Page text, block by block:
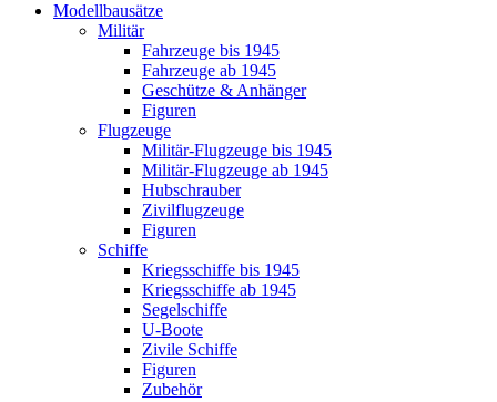
Modellbausätze
Militär
Fahrzeuge bis 1945
Fahrzeuge ab 1945
Geschütze & Anhänger
Figuren
Flugzeuge
Militär-Flugzeuge bis 1945
Militär-Flugzeuge ab 1945
Hubschrauber
Zivilflugzeuge
Figuren
Schiffe
Kriegsschiffe bis 1945
Kriegsschiffe ab 1945
Segelschiffe
U-Boote
Zivile Schiffe
Figuren
Zubehör